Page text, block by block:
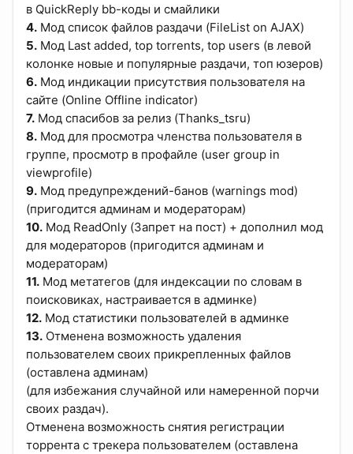
в QuickReply bb-коды и смайлики
4. Мод список файлов раздачи (FileList on AJAX)
5. Мод Last added, top torrents, top users (в левой
колонке новые и популярные раздачи, топ юзеров)
6. Мод индикации присутствия пользователя на
сайте (Online Offline indicator)
7. Мод спасибов за релиз (Thanks_tsru)
8. Мод для просмотра членства пользователя в
группе, просмотр в профайле (user group in
viewprofile)
9. Мод предупреждений-банов (warnings mod)
(пригодится админам и модераторам)
10. Мод ReadOnly (Запрет на пост) + дополнил мод
для модераторов (пригодится админам и
модераторам)
11. Мод метатегов (для индексации по словам в
поисковиках, настраивается в админке)
12. Мод статистики пользователей в админке
13. Отменена возможность удаления
пользователем своих прикрепленных файлов
(оставлена админам)
(для избежания случайной или намеренной порчи
своих раздач).
Отменена возможность снятия регистрации
торрента с трекера пользователем (оставлена